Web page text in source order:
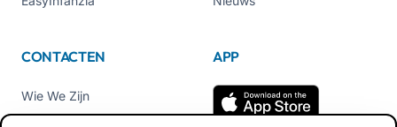
CONTACTEN
Wie We Zijn
APP